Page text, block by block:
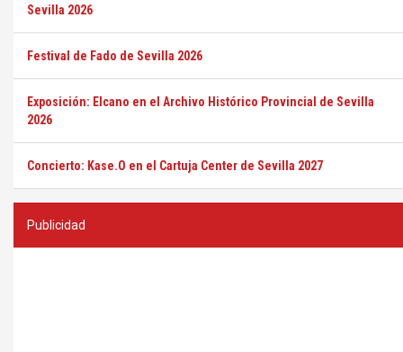
Sevilla 2026
Festival de Fado de Sevilla 2026
Exposición: Elcano en el Archivo Histórico Provincial de Sevilla
2026
Concierto: Kase.O en el Cartuja Center de Sevilla 2027
Publicidad